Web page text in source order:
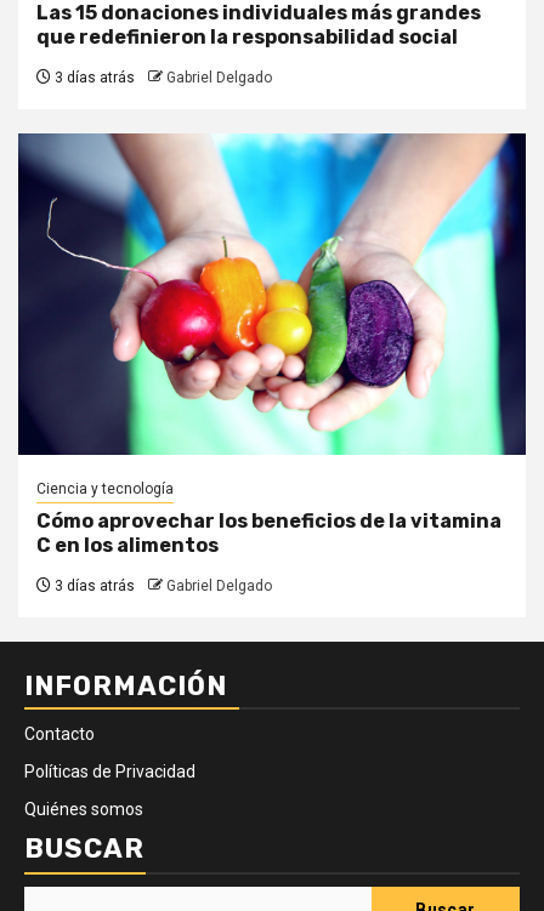
Las 15 donaciones individuales más grandes
que redefinieron la responsabilidad social
3 días atrás Gabriel Delgado
Ciencia y tecnología
Cómo aprovechar los beneficios de la vitamina
C en los alimentos
3 días atrás Gabriel Delgado
INFORMACIÓN
Contacto
Políticas de Privacidad
Quiénes somos
BUSCAR